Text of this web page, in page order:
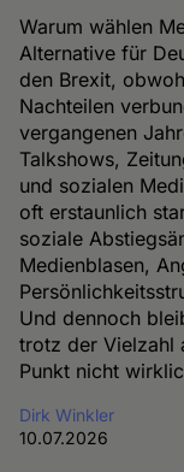
Warum wählen
Alternative für
den Brexit,
Nachteilen
vergangenen
Talkshows,
und sozialen
oft erstaunlich
soziale
Medienblasen,
Und dennoch
trotz der Vielzahl
Punkt nicht
Dirk Winkler
10.07.2026